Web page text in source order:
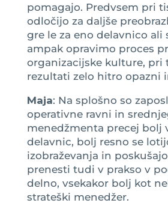
pomagajo. Predvsem pri
odločijo za daljše
gre le za eno delavnico ali
ampak opravimo proces
organizacijske kulture, pri
rezultati zelo hitro opazni
Maja: Na splošno so
operativne ravni in
menedžmenta precej bolj
delavnic, bolj resno se
izobraževanja in
prenesti tudi v prakso v
delno, vsekakor bolj kot
strateški menedžer.